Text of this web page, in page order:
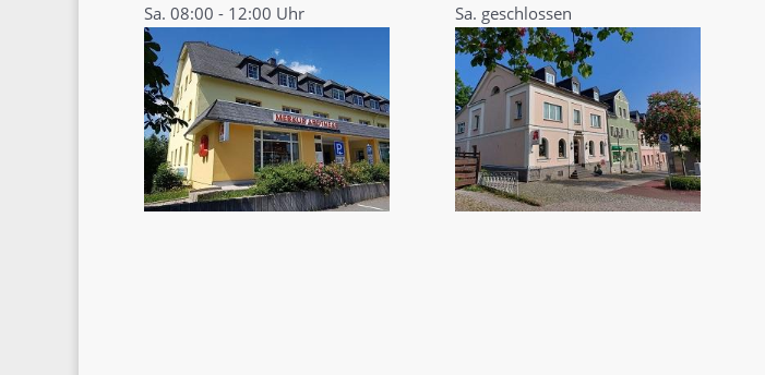
Sa. 08:00 - 12:00 Uhr
Sa. geschlossen